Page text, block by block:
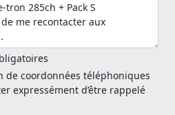
de coordonnées téléphoniques
expressément d’être rappelé